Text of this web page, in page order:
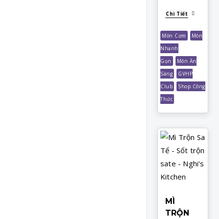
Chi Tiết
Món Cơm
Món
Nhanh
Gọn
Món Ăn
Sáng
GVHP
Club
Shop Công
Thức
MÌ
TRỘN